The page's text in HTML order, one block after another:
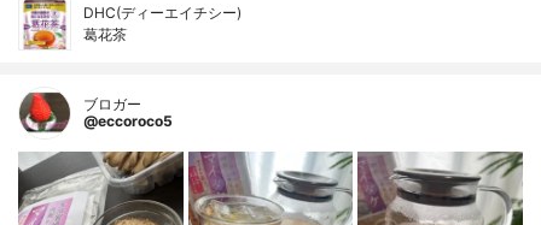
DHC(ディーエイチシー)
葛花茶
ブロガー
@eccoroco5